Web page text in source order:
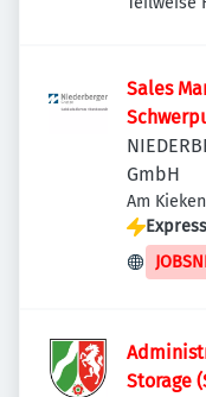
Sales
GmbH
Am
Storage